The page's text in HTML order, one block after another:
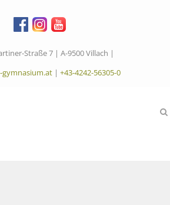
Straße 7 | A-9500 Villach |
| +43-4242-56305-0